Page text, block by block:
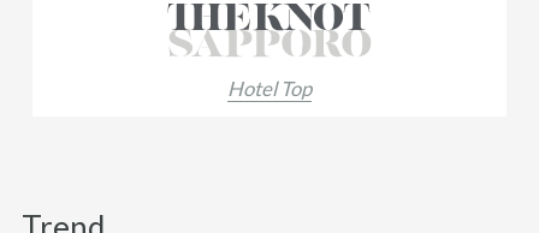
Hotel Top